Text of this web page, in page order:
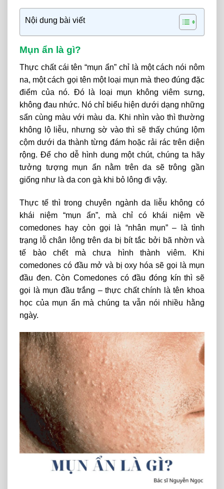
Nội dung bài viết
Mụn ẩn là gì?
Thực chất cái tên “mụn ẩn” chỉ là một cách nói nôm
na, một cách gọi tên một loại mụn mà theo đúng đặc
điểm của nó. Đó là loại mụn không viêm sưng,
không đau nhức. Nó chỉ biểu hiện dưới dạng những
sẩn cùng màu với màu da. Khi nhìn vào thì thường
không lộ liễu, nhưng sờ vào thì sẽ thấy chúng lộm
cộm dưới da thành từng đám hoặc rải rác trên diện
rộng. Để cho dễ hình dung một chút, chúng ta hãy
tưởng tượng mụn ẩn nằm trên da sẽ trông gần
giống như là da con gà khi bỏ lông đi vậy.
Thực tế thì trong chuyên ngành da liễu không có
khái niệm “mụn ẩn”, mà chỉ có khái niệm về
comedones hay còn gọi là “nhân mụn” – là tình
trạng lỗ chân lông trên da bị bít tắc bởi bã nhờn và
tế bào chết mà chưa hình thành viêm. Khi
comedones có đầu mở và bị oxy hóa sẽ gọi là mụn
đầu đen. Còn Comedones có đầu đóng kín thì sẽ
gọi là mụn đầu trắng – thực chất chính là tên khoa
học của mụn ẩn mà chúng ta vẫn nói nhiều hằng
ngày.